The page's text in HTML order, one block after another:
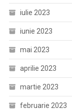
iulie 2023
iunie 2023
mai 2023
aprilie 2023
martie 2023
februarie 2023